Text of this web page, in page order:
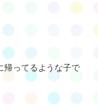
やはり世情を考えて